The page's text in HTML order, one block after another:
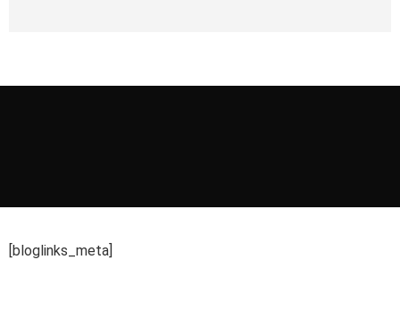
[bloglinks_meta]